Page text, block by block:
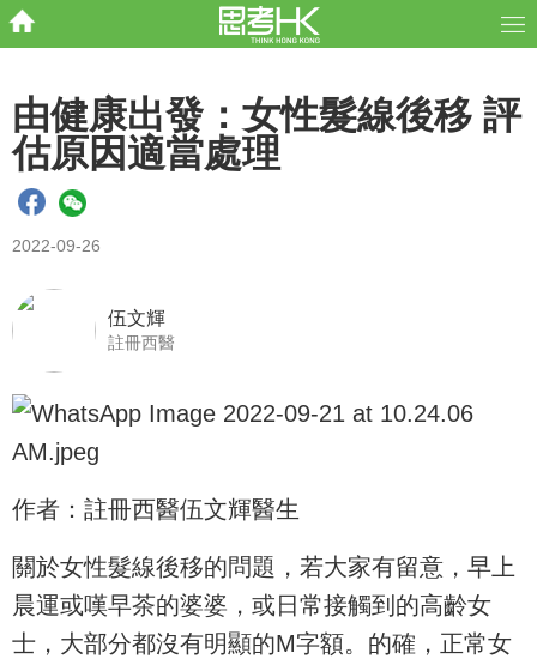
由健康出發：女性髮線後移 評
估原因適當處理
2022-09-26
伍文輝
註冊西醫
作者：註冊西醫伍文輝醫生
關於女性髮線後移的問題，若大家有留意，早上
晨運或嘆早茶的婆婆，或日常接觸到的高齡女
士，大部分都沒有明顯的M字額。的確，正常女